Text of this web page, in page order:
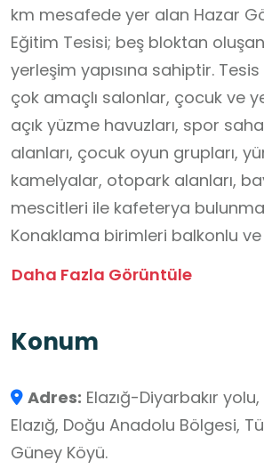
km mesafede yer alan Hazar
Eğitim Tesisi; beş bloktan
yerleşim yapısına sahiptir.
çok amaçlı salonlar, çocuk ve
açık yüzme havuzları, spor
alanları, çocuk oyun grupları,
kamelyalar, otopark alanları,
mescitleri ile kafeterya
Konaklama birimleri balkonlu
en fazla 200 metre
koşulları, eğitim ve konaklama
Hazar Gölü AR-GE Eğitim Tesisi;
yaşam temelli öğrenme
planlanabileceği, öğrencilerin
Daha Fazla Görüntüle
Konum
Adres: Elazığ-Diyarbakır yolu,
Elazığ, Doğu Anadolu Bölgesi,
Güney Köyü.